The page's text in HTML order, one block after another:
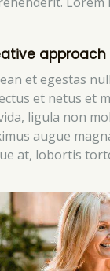
et egestas
et netus et
ligula non
augue
at, lobortis